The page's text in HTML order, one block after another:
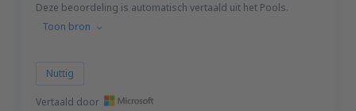
Deze beoordeling is automatisch vertaald uit het Pools.
Toon bron
Nuttig
Vertaald door